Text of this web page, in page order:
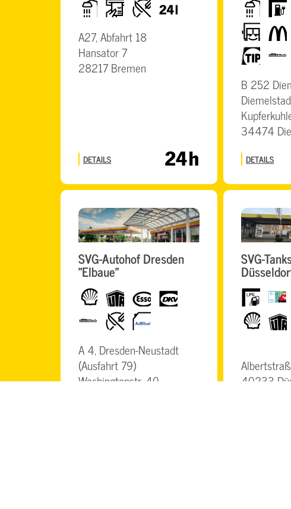
A27, Abfahrt 18
Hansator 7
28217 Bremen
DETAILS
Tanken
LKW-
freundlich
McDonalds
TIP
B 252
34474
DETAILS
SVG-Autohof Dresden
"Elbaue"
Shell UTA Esso dkv
Restaurant AdBlue
A 4, Dresden-Neustadt
(Ausfahrt 79)
Washingtonstr. 40
SVG-
LPG
Shell UTA
40233